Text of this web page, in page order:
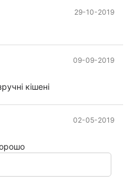
29-10-2019
09-09-2019
кішені
02-05-2019